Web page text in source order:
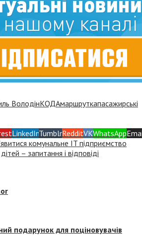
ВолодінКОДАмаршруткапасажирські
LinkedInTumblrRedditVKWhatsApp
комунальне IT підприємство
– запитання і відповіді
подарунок для поціновувачів